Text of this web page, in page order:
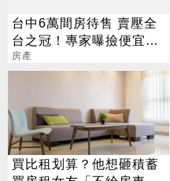
台中6萬間房待售 賣壓全
台之冠！專家曝撿便宜時
機
房產
買比租划算？他想砸積蓄